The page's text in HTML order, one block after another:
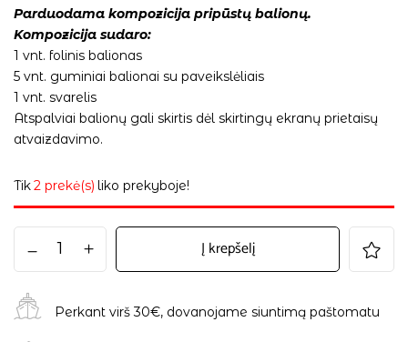
Parduodama kompozicija pripūstų balionų.
Kompozicija sudaro:
1 vnt. folinis balionas
5 vnt. guminiai balionai su paveikslėliais
1 vnt. svarelis
Atspalviai balionų gali skirtis dėl skirtingų ekranų prietaisų
atvaizdavimo.
Tik2 prekė(s) liko prekyboje!
Į krepšelį
Perkant virš 30€, dovanojame siuntimą paštomatu